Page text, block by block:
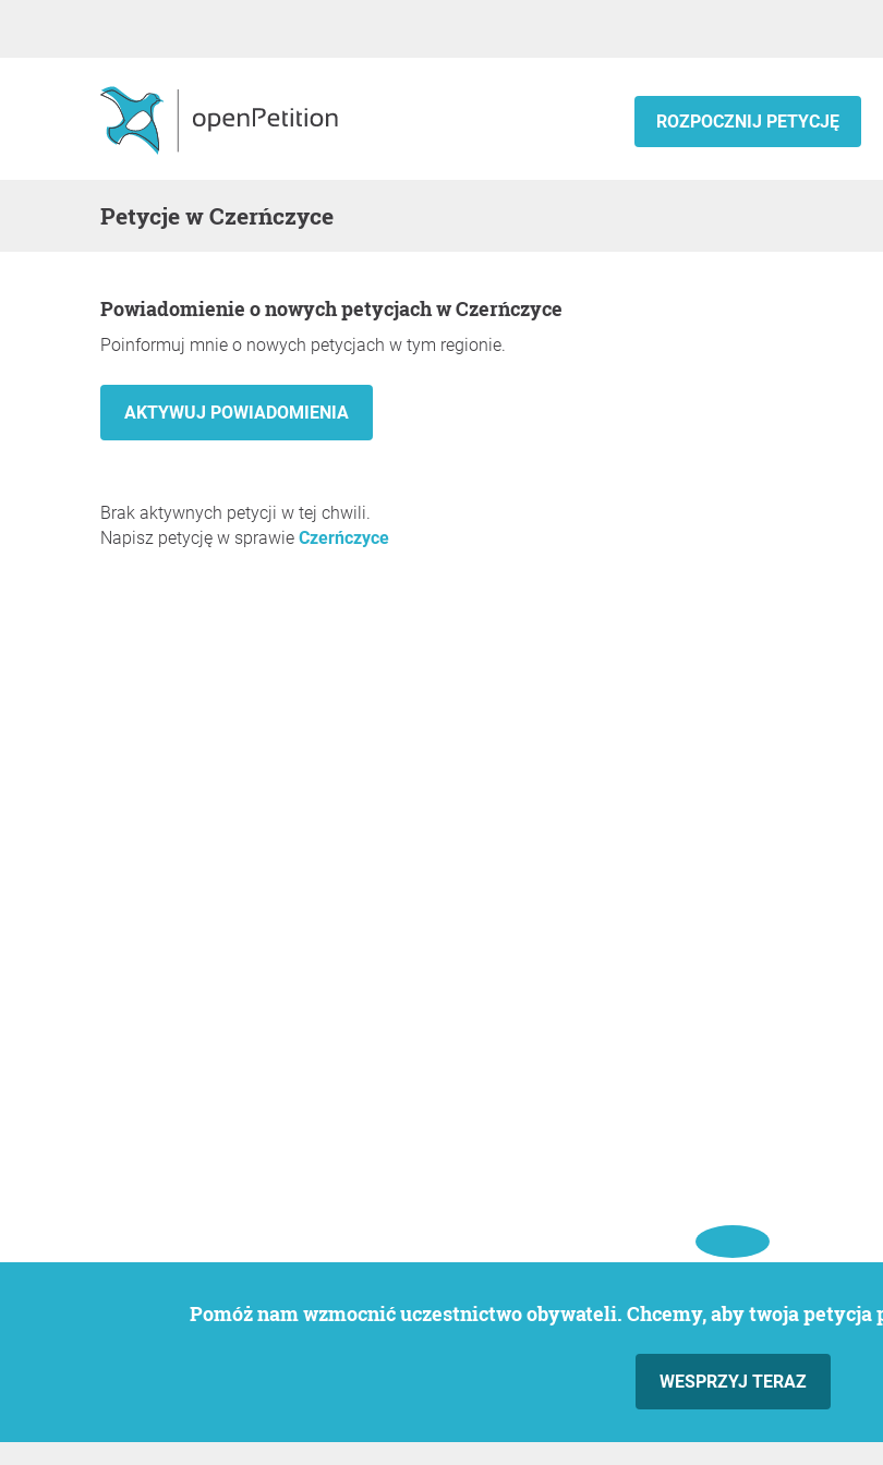
ROZPOCZNIJ PETYCJĘ
Petycje w Czerńczyce
Powiadomienie o nowych petycjach w Czerńczyce
Poinformuj mnie o nowych petycjach w tym regionie.
Brak aktywnych petycji w tej chwili.
Napisz petycję w sprawie Czerńczyce
Pomóż nam wzmocnić uczestnictwo obywateli. Chcemy, aby twoja petycja
WESPRZYJ TERAZ